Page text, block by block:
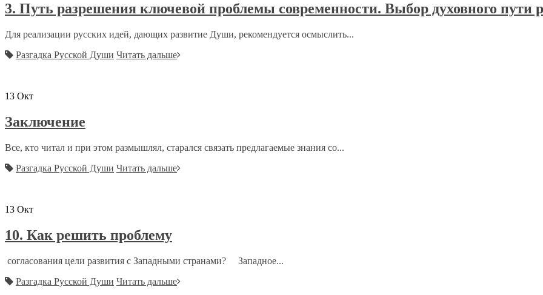
3. Путь разрешения ключевой проблемы современности. Выбор духовного пути
Для реализации русских идей, дающих развитие Души, рекомендуется осмыслить...
Разгадка Русской Души Читать дальше
13 Окт
Заключение
Все, кто читал и при этом размышлял, старался связать предлагаемые знания со...
Разгадка Русской Души Читать дальше
13 Окт
10. Как решить проблему
согласования цели развития с Западными странами? Западное...
Разгадка Русской Души Читать дальше